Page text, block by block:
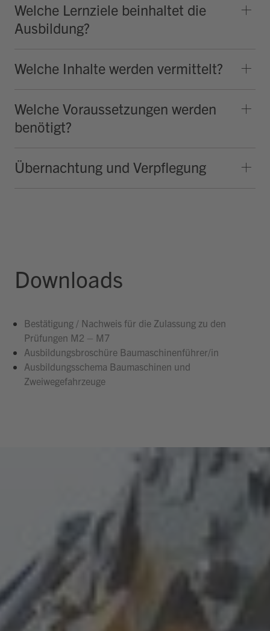
Welche Lernziele beinhaltet die
Ausbildung?
Welche Inhalte werden vermittelt?
Welche Voraussetzungen werden
benötigt?
Übernachtung und Verpflegung
Downloads
Bestätigung / Nachweis für die Zulassung zu den
Prüfungen M2 – M7
Ausbildungsbroschüre Baumaschinenführer/in
Ausbildungsschema Baumaschinen und
Zweiwegefahrzeuge
Hallo, ich bin Bob!
Dein Assistent für Bildung, Hotellerie,